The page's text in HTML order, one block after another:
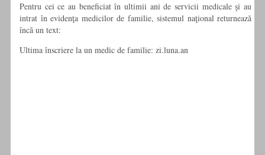
Pentru cei ce au beneficiat în ultimii ani de servicii medicale şi au
intrat în evidenţa medicilor de familie, sistemul naţional returnează
încă un text:
Ultima înscriere la un medic de familie: zi.luna.an